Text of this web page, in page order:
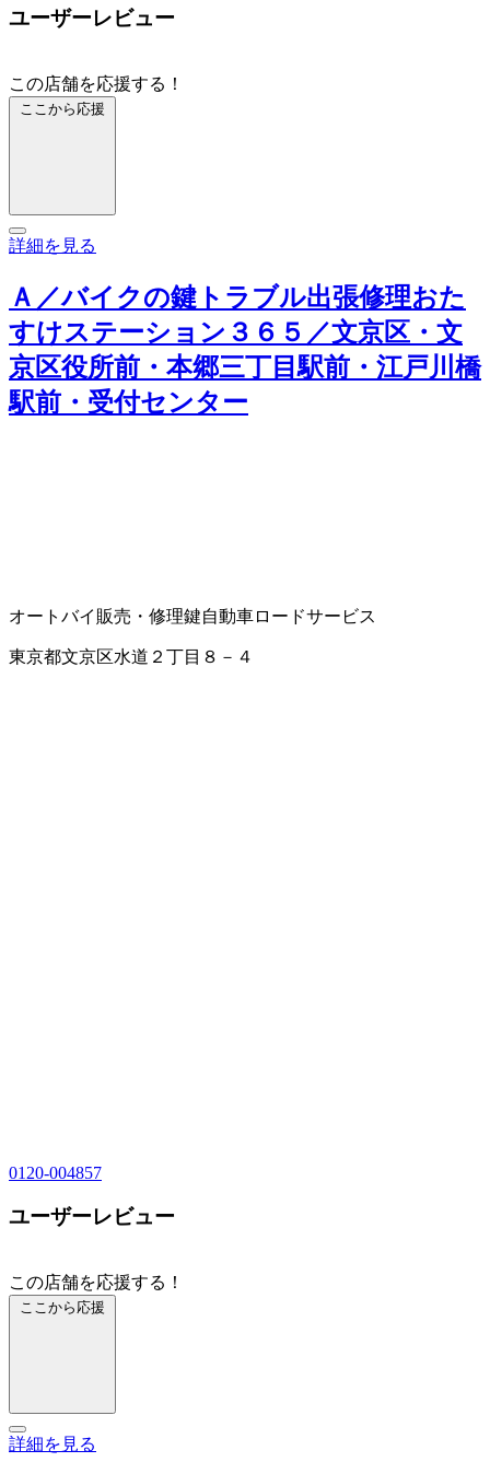
ユーザーレビュー
この店舗を応援する！
ここから応援
詳細を見る
Ａ／バイクの鍵トラブル出張修理おた
すけステーション３６５／文京区・文
京区役所前・本郷三丁目駅前・江戸川橋
駅前・受付センター
オートバイ販売・修理鍵自動車ロードサービス
東京都文京区水道２丁目８－４
0120-004857
ユーザーレビュー
この店舗を応援する！
ここから応援
詳細を見る